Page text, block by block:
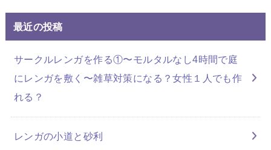
最近の投稿
サークルレンガを作る①〜モルタルなし4時間で庭
にレンガを敷く〜雑草対策になる？女性１人でも作
れる？
レンガの小道と砂利